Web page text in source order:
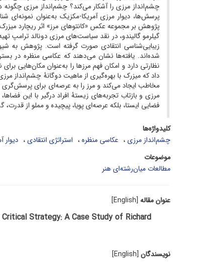
چشم‌انداز مرزی را آشکار ‌می‌کند؟ چشم‌انداز مرزی
پرسش‌ها، دیوار مرزی آمریکا-مکزیک به‌‌عنوان
پژوهش بر مجموعه عکس «کانتوهای مرز» اثر ریچارد
گیلرمو گالیندو، در نقد سیاست‌های مرزی دونالد ترامپ
زیبایی‌شناسی انتقادی صورت گرفته است. پژوهش به
شده‌اند. یافته‌ها نشان می‌دهند که عکاسی منظره در
نظارتی دارد و امکان فهم مرزها را به‌عنوان مکان‌هایی
داد که میزرک با بهره‌گیری از ماهیت دوگانۀ چشم‌انداز
مخاطب ایجاد می‌کند و مرز را به عرصه‌ای برای
مرزی و بازتاب تجربه‌های زیستۀ افراد درگیر با این
فضایی ایستا، بلکه عرصه‌ای پویا، پیچیده و مملو از
کلیدواژه‌ها
چشم‌انداز مرزی
عکاسی منظره استراتژی انتقادی دیوار
موضوعات
مطالعات میان‌رشته‌ای هنر
عنوان مقاله [English]
Strategy: A Case Study of Richard
نویسندگان [English]